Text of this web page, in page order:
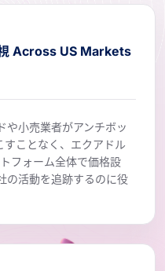
Across US Markets
や小売業者がアンチボッ
すことなく、エクアドル
フォーム全体で価格設
の活動を追跡するのに役